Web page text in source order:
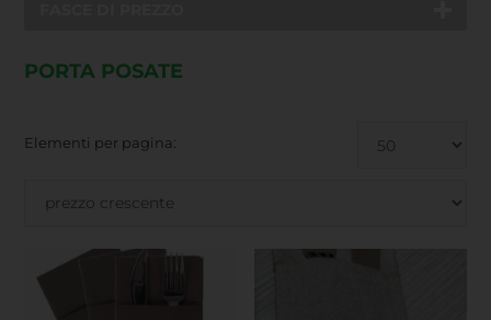
PORTA POSATE
Elementi per pagina: